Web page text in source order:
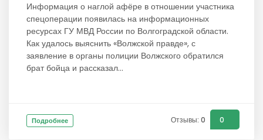
Информация о наглой афёре в отношении участника
спецоперации появилась на информационных
ресурсах ГУ МВД России по Волгоградской области.
Как удалось выяснить «Волжской правде», с
заявление в органы полиции Волжского обратился
брат бойца и рассказал...
Подробнее Отзывы: 0 0